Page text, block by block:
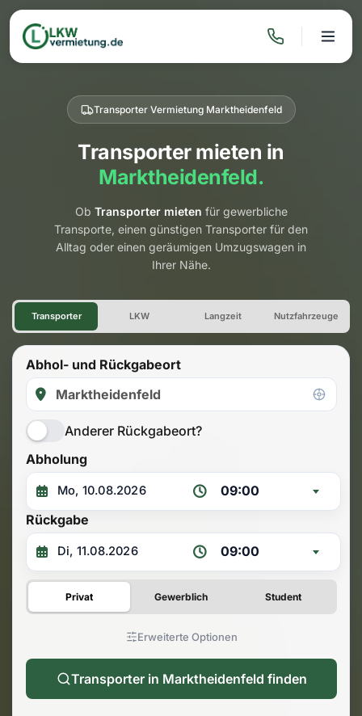
Transporter Vermietung Marktheidenfeld
Transporter mieten in
Marktheidenfeld.
Ob Transporter mieten für gewerbliche
Transporte, einen günstigen Transporter für den
Alltag oder einen geräumigen Umzugswagen in
Ihrer Nähe.
Transporter Vermietung
Transporter LKW Langzeit Nutzfahrzeuge
Abhol- und Rückgabeort
Anderer Rückgabeort?
Abholung
09:00
Rückgabe
09:00
Privat Gewerblich Student
Erweiterte Optionen
Transporter in Marktheidenfeld finden